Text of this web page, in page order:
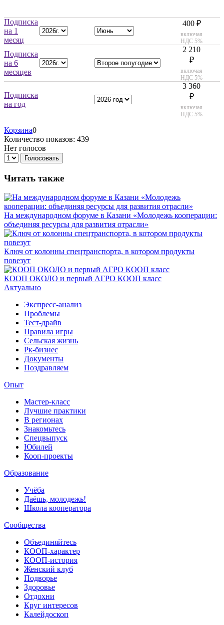
Подписка
на 1
месяц
400 ₽
включая
НДС 5%
Подписка
на 6
месяцев
2 210
₽
включая
НДС 5%
Подписка
на год
3 360
₽
включая
НДС 5%
Корзина0
Количество показов: 439
Нет голосов
Голосовать
Читать также
На международном форуме в Казани «Молодежь кооперации:
объединяя ресурсы для развития отрасли»
Ключ от колонны спецтранспорта, в котором продукты
повезут
КООП ОКОЛО и первый АГРО КООП класс
Актуально
Экспресс-анализ
Проблемы
Тест-драйв
Правила игры
Сельская жизнь
Рк-бизнес
Документы
Поздравляем
Опыт
Мастер-класс
Лучшие практики
В регионах
Знакомьтесь
Спецвыпуск
Юбилей
Кооп-проекты
Образование
Учёба
Даёшь, молодежь!
Школа кооператора
Сообщества
Объединяйтесь
КООП-характер
КООП-история
Женский клуб
Подворье
Здоровье
Отдохни
Круг интересов
Калейдоскоп